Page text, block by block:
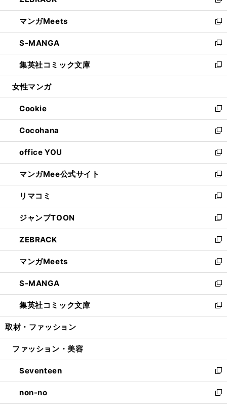
開
く
ウ
で
開
く
ン
ド
ウ
で
開
く
ウ
ィ
ン
ド
ウ
で
開
し
い
ウ
ィ
ン
ド
ウ
開
く
マンガMeets
新
し
い
ウ
ィ
ン
ウ
で
開
く
S-MANGA
新
し
い
ウ
ン
ド
ウ
で
開
く
集英社コミック文庫
新
し
ウ
ィ
ン
ド
ウ
で
開
く
女性マンガ
Cookie
新
し
い
ウ
ィ
ン
ド
ウ
で
開
く
Cocohana
新
し
い
ウ
ィ
ン
ド
ウ
で
開
く
office YOU
新
し
い
ウ
ィ
ン
ド
ウ
で
開
く
マンガMee公式サイト
新
し
い
ウ
ィ
ン
ド
ウ
で
開
く
リマコミ
新
し
い
ウ
ィ
ン
ド
ウ
で
開
く
ジャンプTOON
新
し
い
ウ
ィ
ン
ド
ウ
で
開
ZEBRACK
新
し
い
ウ
ィ
ン
ド
ウ
開
マンガMeets
新
し
い
ウ
ィ
ン
ウ
開
く
S-MANGA
新
し
い
ウ
ン
ウ
で
開
く
集英社コミック文庫
新
し
ウ
ン
ド
ウ
で
開
取材・ファッション
ファッション・美容
Seventeen
新
し
い
ウ
non-no
新
し